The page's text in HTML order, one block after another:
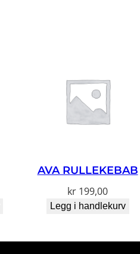
AVA RULLEKEBAB
kr 199,00
Legg i handlekurv